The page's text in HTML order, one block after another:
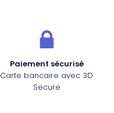
Paiement sécurisé
Carte bancaire avec 3D
Secure